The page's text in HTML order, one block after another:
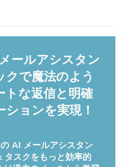
ールアシスタン
クで魔法のよう
トな返信と明確
ョンを実現！
AI メールアシスタン
タスクをもっと効率的